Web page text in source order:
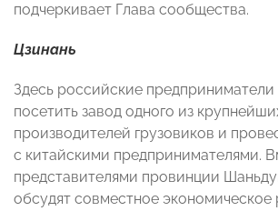
подчеркивает Глава сообщества.
Цзинань
Здесь российские предприниматели
посетить завод одного из
производителей грузовиков и
с китайскими предпринимателями.
представителями провинции
обсудят совместное экономическое